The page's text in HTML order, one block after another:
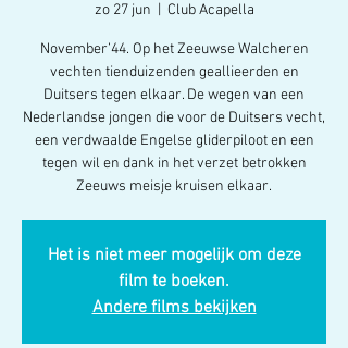
zo 27 jun Club Acapella
November’44. Op het Zeeuwse Walcheren
vechten tienduizenden geallieerden en
Duitsers tegen elkaar. De wegen van een
Nederlandse jongen die voor de Duitsers vecht,
een verdwaalde Engelse gliderpiloot en een
tegen wil en dank in het verzet betrokken
Zeeuws meisje kruisen elkaar.
Het is niet meer mogelijk om deze
film te boeken.
Andere films bekijken